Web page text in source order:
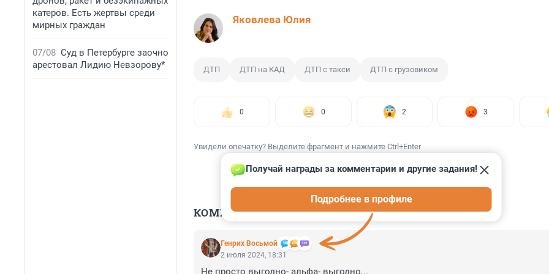
катеров. Есть жертвы среди
мирных граждан
07/08 Суд в Петербурге заочно
арестовал Лидию Невзорову*
Яковлева Юлия
ДТП ДТП на КАД ДТП с такси ДТП с грузовиком
0 0 2 3
Увидели опечатку? Выделите фрагмент и нажмите Ctrl+Enter
КОММЕНТАРИИ 3
Генрих Восьмой
Получай награды за комментарии и другие задания!
Подробнее в профиле
2 июля 2024, 18:31
Не просто выгодно- альфа- выгодно...